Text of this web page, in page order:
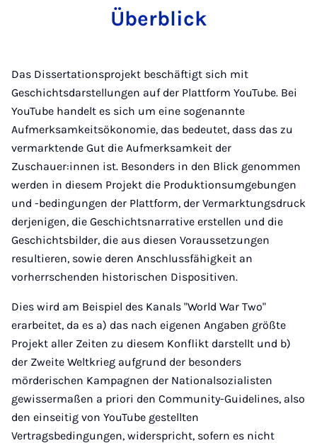
Überblick
Das Dissertationsprojekt beschäftigt sich mit
Geschichtsdarstellungen auf der Plattform YouTube. Bei
YouTube handelt es sich um eine sogenannte
Aufmerksamkeitsökonomie, das bedeutet, dass das zu
vermarktende Gut die Aufmerksamkeit der
Zuschauer:innen ist. Besonders in den Blick genommen
werden in diesem Projekt die Produktionsumgebungen
und -bedingungen der Plattform, der Vermarktungsdruck
derjenigen, die Geschichtsnarrative erstellen und die
Geschichtsbilder, die aus diesen Voraussetzungen
resultieren, sowie deren Anschlussfähigkeit an
vorherrschenden historischen Dispositiven.
Dies wird am Beispiel des Kanals "World War Two"
erarbeitet, da es a) das nach eigenen Angaben größte
Projekt aller Zeiten zu diesem Konflikt darstellt und b)
der Zweite Weltkrieg aufgrund der besonders
mörderischen Kampagnen der Nationalsozialisten
gewissermaßen a priori den Community-Guidelines, also
den einseitig von YouTube gestellten
Vertragsbedingungen, widerspricht, sofern es nicht